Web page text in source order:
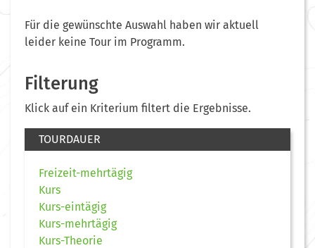
Für die gewünschte Auswahl haben wir aktuell
leider keine Tour im Programm.
Filterung
Klick auf ein Kriterium filtert die Ergebnisse.
TOURDAUER
Freizeit-mehrtägig
Kurs
Kurs-eintägig
Kurs-mehrtägig
Kurs-Theorie